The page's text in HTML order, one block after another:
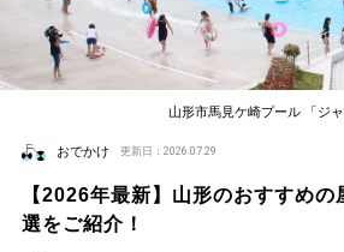
山形市馬見ケ崎プール 「ジャ
おでかけ 更新日：2026.07.29
【2026年最新】山形のおすすめ
選をご紹介！